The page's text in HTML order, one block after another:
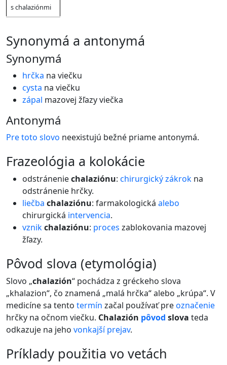
s chalaziónmi
synonymá a antonymá
Synonymá
hrčka na viečku
cysta na viečku
zápal mazovej žľazy viečka
Antonymá
Pretoto slovo neexistujú bežné priame antonymá.
frazeológia a kolokácie
odstráneniechalaziónu: chirurgickýzákrok na
odstránenie hrčky.
liečba chalaziónu: farmakologická alebo
chirurgická intervencia.
vznikchalaziónu: proces zablokovania mazovej
žľazy.
pôvod slova (etymológia)
Slovo „chalazión“ pochádza z gréckeho slova
„khalazion“, čo znamená „malá hrčka“ alebo „krúpa“. V
medicíne sa tento termín začal používať preoznačenie
hrčky na očnom viečku. Chalazión pôvod slova teda
odkazuje na jeho vonkajší prejav.
príklady použitia vo vetách